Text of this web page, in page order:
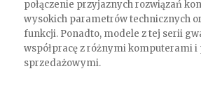
połączenie przyjaznych rozwiązań
wysokich parametrów technicznych
funkcji. Ponadto, modele z tej serii
współpracę z różnymi komputerami
sprzedażowymi.